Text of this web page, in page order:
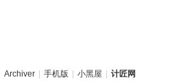
Archiver 手机版 小黑屋 计匠网